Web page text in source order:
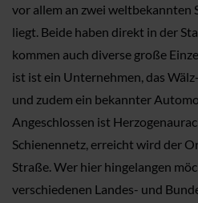
vor allem an zwei
liegt. Beide haben direkt in der
kommen auch diverse große
ist ist ein Unternehmen, das
und zudem ein bekannter
Angeschlossen ist
Schienennetz, erreicht wird der
Straße. Wer hier hingelangen
verschiedenen Landes- und